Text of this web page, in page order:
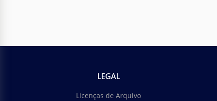
LEGAL
Licenças de Arquivo